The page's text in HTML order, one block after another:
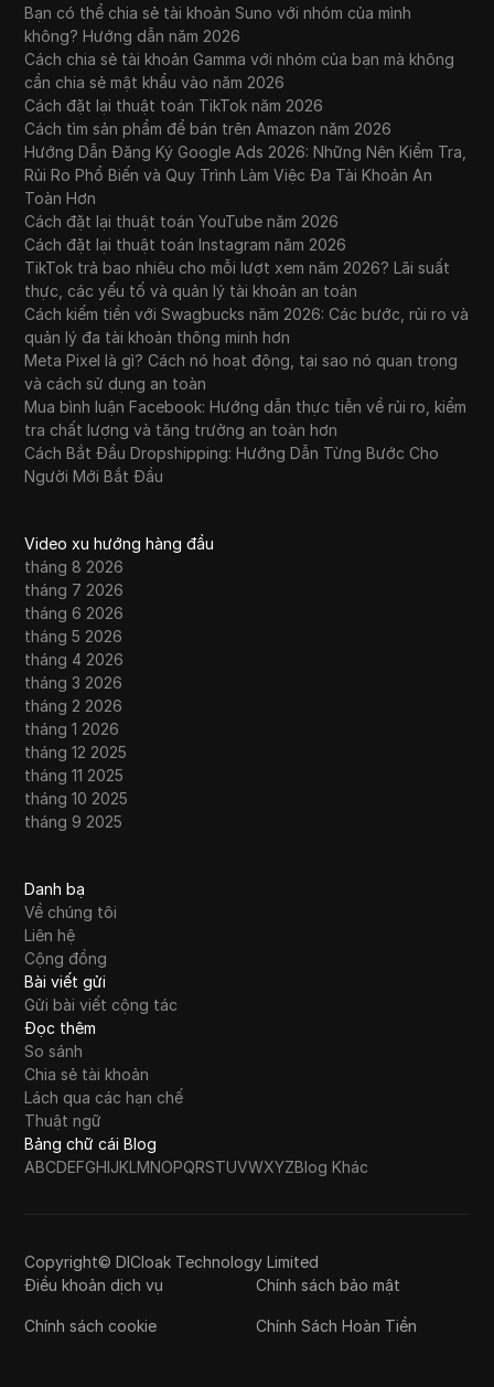
Bạn có thể chia sẻ tài khoản Suno với nhóm của mình
không? Hướng dẫn năm 2026
Cách chia sẻ tài khoản Gamma với nhóm của bạn mà không
cần chia sẻ mật khẩu vào năm 2026
Cách đặt lại thuật toán TikTok năm 2026
Cách tìm sản phẩm để bán trên Amazon năm 2026
Hướng Dẫn Đăng Ký Google Ads 2026: Những Nên Kiểm Tra,
Rủi Ro Phổ Biến và Quy Trình Làm Việc Đa Tài Khoản An
Toàn Hơn
Cách đặt lại thuật toán YouTube năm 2026
Cách đặt lại thuật toán Instagram năm 2026
TikTok trả bao nhiêu cho mỗi lượt xem năm 2026? Lãi suất
thực, các yếu tố và quản lý tài khoản an toàn
Cách kiếm tiền với Swagbucks năm 2026: Các bước, rủi ro và
quản lý đa tài khoản thông minh hơn
Meta Pixel là gì? Cách nó hoạt động, tại sao nó quan trọng
và cách sử dụng an toàn
Mua bình luận Facebook: Hướng dẫn thực tiễn về rủi ro, kiểm
tra chất lượng và tăng trưởng an toàn hơn
Cách Bắt Đầu Dropshipping: Hướng Dẫn Từng Bước Cho
Người Mới Bắt Đầu
Video xu hướng hàng đầu
tháng 8 2026
tháng 7 2026
tháng 6 2026
tháng 5 2026
tháng 4 2026
tháng 3 2026
tháng 2 2026
tháng 1 2026
tháng 12 2025
tháng 11 2025
tháng 10 2025
tháng 9 2025
Danh bạ
Về chúng tôi
Liên hệ
Cộng đồng
Bài viết gửi
Gửi bài viết cộng tác
Đọc thêm
So sánh
Chia sẻ tài khoản
Lách qua các hạn chế
Thuật ngữ
Bảng chữ cái Blog
ABCDEFGHIJKLMNOPQRSTUVWXYZBlog Khác
Copyright© DICloak Technology Limited
Điều khoản dịch vụ
Chính sách bảo mật
Chính sách cookie Chính Sách Hoàn Tiền